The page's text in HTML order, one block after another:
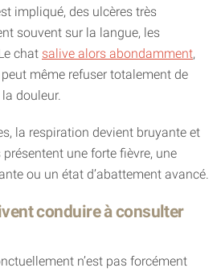
impliqué, des ulcères très
souvent sur la langue, les
chat salive alors abondamment,
même refuser totalement de
douleur.
la respiration devient bruyante et
une forte fièvre, une
ou un état d’abattement avancé.
conduire à consulter
n’est pas forcément